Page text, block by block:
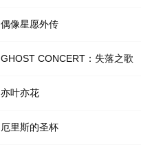
偶像星愿外传
GHOST CONCERT：失落之歌
亦叶亦花
厄里斯的圣杯